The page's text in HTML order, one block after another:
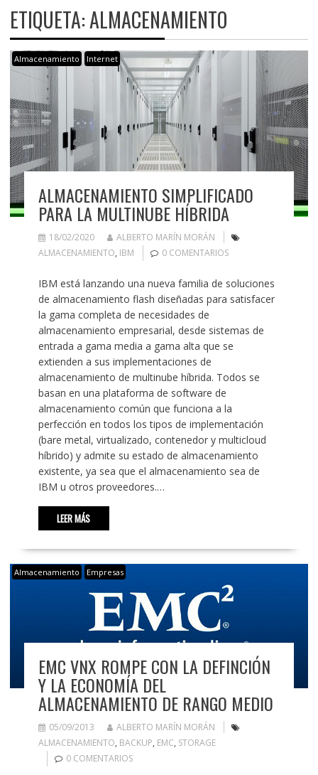
ETIQUETA:ALMACENAMIENTO
Almacenamiento Internet
ALMACENAMIENTO SIMPLIFICADO
PARA LA MULTINUBE HÍBRIDA
18/02/2020
ALBERTO MARÍN MORÁN
ALMACENAMIENTO, IBM 0 COMENTARIOS
IBM está lanzando una nueva familia de soluciones
de almacenamiento flash diseñadas para satisfacer
la gama completa de necesidades de
almacenamiento empresarial, desde sistemas de
entrada a gama media a gama alta que se
extienden a sus implementaciones de
almacenamiento de multinube híbrida. Todos se
basan en una plataforma de software de
almacenamiento común que funciona a la
perfección en todos los tipos de implementación
(bare metal, virtualizado, contenedor y multicloud
híbrido) y admite su estado de almacenamiento
existente, ya sea que el almacenamiento sea de
IBM u otros proveedores.…
LEER MÁS
Almacenamiento Empresas
EMC VNX ROMPE CON LA DEFINCIÓN
Y LA ECONOMÍA DEL
ALMACENAMIENTO DE RANGO MEDIO
05/09/2013
ALBERTO MARÍN MORÁN
ALMACENAMIENTO, BACKUP, EMC, STORAGE
0 COMENTARIOS